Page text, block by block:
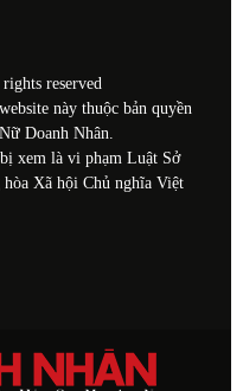
reserved
này thuộc bản quyền
Doanh Nhân.
xem là vi phạm Luật Sở
Xã hội Chủ nghĩa Việt